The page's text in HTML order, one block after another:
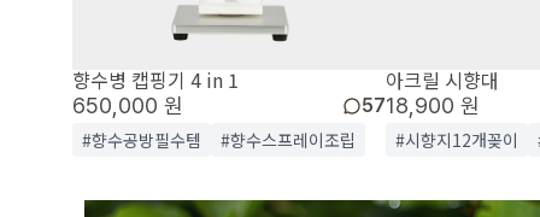
향수병 캡핑기 4 in 1
650,000 원 57
#향수공방필수템 #향수스프레이조립
아크릴 시향대
18,900 원
#시향지12개꽂이